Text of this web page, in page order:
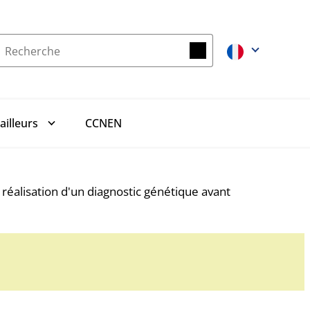
Recherche
CCNEN
d'un diagnostic génétique avant